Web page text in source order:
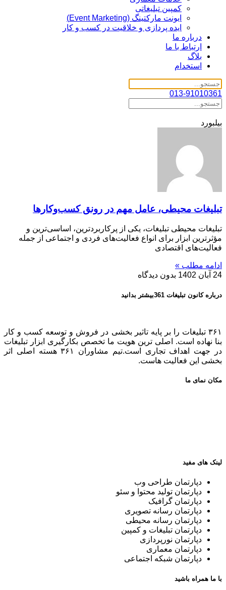
کمپین تبلیغاتی
ایونت مارکتینگ (Event Marketing)
ایده پردازی و خلاقیت در کسب و کار
درباره ما
ارتباط با ما
بلاگ
استخدام
013-91010361
بیلبورد
تبلیغات محیطی، عامل مهم در رونق کسب‌وکارها
تبلیغات محیطی تبلیغات، یکی از پرکاربردترین، اساسی‌ترین و
مؤثرترین ابزار برای انواع فعالیت‌های فردی و اجتماعی از جمله
فعالیت‌های اقتصادی
ادامه مطلب »
24 آبان 1402
بدون دیدگاه
درباره کانون تبلیغات 361بیشتر بدانید
۳۶۱ تبلیغات را بر پایه تاثیر بخشی در فروش و توسعه کسب و کار
بنا نهاده است. اصلی ترین هویت ما تخصص بکارگیری ابزار تبلیغات
در جهت اهداف تجاری است.تیم مشاوران ۳۶۱ هسته اصلی اثر
بخشی این فعالیت هاست.
مکان نمای ما
لینک های مفید
دپارتمان طراحی وب
دپارتمان تولید محتوا و سئو
دپارتمان گرافیک
دپارتمان رسانه تصویری
دپارتمان رسانه محیطی
دپارتمان تبلیغات و کمپین
دپارتمان نورپردازی
دپارتمان معماری
دپارتمان شبکه اجتماعی
با ما همراه باشید